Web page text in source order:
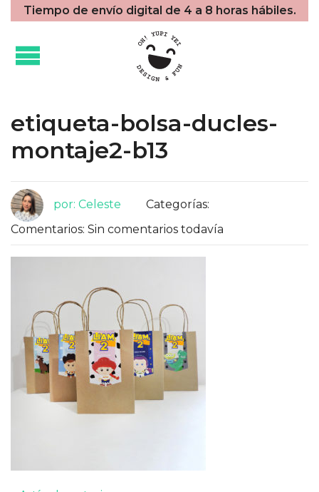
Tiempo de envío digital de 4 a 8 horas hábiles.
etiqueta-bolsa-ducles-
montaje2-b13
por: Celeste
Categorías:
Comentarios: Sin comentarios todavía